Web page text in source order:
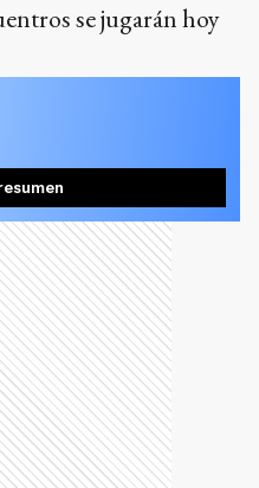
se jugarán hoy